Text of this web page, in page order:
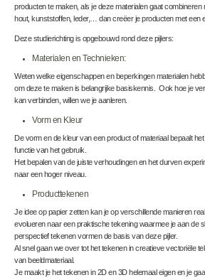
producten te maken, als je deze materialen gaat combineren
hout, kunststoffen, leder,… dan creëer je producten met een
Deze studierichting is opgebouwd rond deze pijlers:
Materialen en Technieken:
Weten welke eigenschappen en beperkingen materialen
om deze te maken is belangrijke basiskennis. Ook hoe je
kan verbinden, willen we je aanleren.
Vorm en Kleur
De vorm en de kleur van een product of materiaal bepaalt
functie van het gebruik.
Het bepalen van de juiste verhoudingen en het durven
naar een hoger niveau.
Producttekenen
Je idee op papier zetten kan je op verschillende manieren
evolueren naar een praktische tekening waarmee je aan de
perspectief tekenen vormen de basis van deze pijler.
Al snel gaan we over tot het tekenen in creatieve vectoriële
van beeldmateriaal.
Je maakt je het tekenen in 2D en 3D helemaal eigen en je